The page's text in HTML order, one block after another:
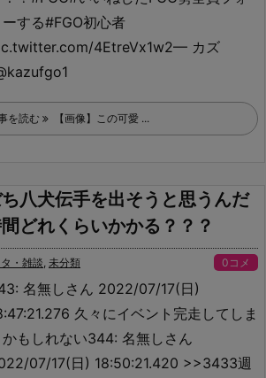
ーする#FGO初心者
4EtreVx1w2— カズ
を読む 【画像】この可愛 ...
ち八犬伝手を出そうと思うんだ
どれくらいかかる？？？
・雑談, 未分類 0コメ
名無しさん 2022/07/17(日)
久々にイベント完走してしま
かもしれない344: 名無しさん
07/17(日) 18:50:21.420 >>3433週